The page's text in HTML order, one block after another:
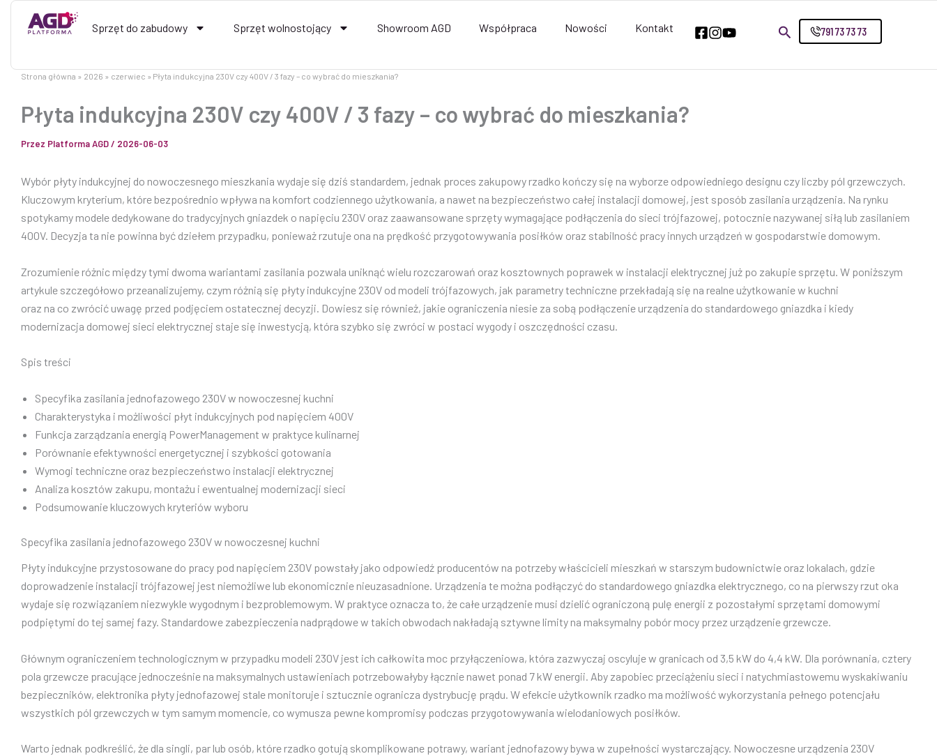
Przejdź
791 73 73 73
Sprzęt do zabudowy Sprzęt wolnostojący Showroom AGD Współpraca Nowości Kontakt
Strona główna 2026 czerwiec Płyta indukcyjna 230V czy 400V / 3 fazy – co wybrać do mieszkania?
Płyta indukcyjna 230V czy 400V / 3 fazy – co wybrać do mieszkania?
Przez Platforma AGD/ 2026-06-03
Wybór płyty indukcyjnej do nowoczesnego mieszkania wydaje się dziś standardem, jednak proces zakupowy rzadko kończy się na wyborze odpowiedniego designu czy liczby pól grzewczych.
Kluczowym kryterium, które bezpośrednio wpływa na komfort codziennego użytkowania, a nawet na bezpieczeństwo całej instalacji domowej, jest sposób zasilania urządzenia. Na rynku
spotykamy modele dedykowane do tradycyjnych gniazdek o napięciu 230V oraz zaawansowane sprzęty wymagające podłączenia do sieci trójfazowej, potocznie nazywanej siłą lub zasilaniem
400V. Decyzja ta nie powinna być dziełem przypadku, ponieważ rzutuje ona na prędkość przygotowywania posiłków oraz stabilność pracy innych urządzeń w gospodarstwie domowym.
Zrozumienie różnic między tymi dwoma wariantami zasilania pozwala uniknąć wielu rozczarowań oraz kosztownych poprawek w instalacji elektrycznej już po zakupie sprzętu. W poniższym
artykule szczegółowo przeanalizujemy, czym różnią się płyty indukcyjne 230V od modeli trójfazowych, jak parametry techniczne przekładają się na realne użytkowanie w kuchni
oraz na co zwrócić uwagę przed podjęciem ostatecznej decyzji. Dowiesz się również, jakie ograniczenia niesie za sobą podłączenie urządzenia do standardowego gniazdka i kiedy
modernizacja domowej sieci elektrycznej staje się inwestycją, która szybko się zwróci w postaci wygody i oszczędności czasu.
Spis treści
Specyfika zasilania jednofazowego 230V w nowoczesnej kuchni
Charakterystyka i możliwości płyt indukcyjnych pod napięciem 400V
Funkcja zarządzania energią PowerManagement w praktyce kulinarnej
Porównanie efektywności energetycznej i szybkości gotowania
Wymogi techniczne oraz bezpieczeństwo instalacji elektrycznej
Analiza kosztów zakupu, montażu i ewentualnej modernizacji sieci
Podsumowanie kluczowych kryteriów wyboru
Specyfika zasilania jednofazowego 230V w nowoczesnej kuchni
Płyty indukcyjne przystosowane do pracy pod napięciem 230V powstały jako odpowiedź producentów na potrzeby właścicieli mieszkań w starszym budownictwie oraz lokalach, gdzie
doprowadzenie instalacji trójfazowej jest niemożliwe lub ekonomicznie nieuzasadnione. Urządzenia te można podłączyć do standardowego gniazdka elektrycznego, co na pierwszy rzut oka
wydaje się rozwiązaniem niezwykle wygodnym i bezproblemowym. W praktyce oznacza to, że całe urządzenie musi dzielić ograniczoną pulę energii z pozostałymi sprzętami domowymi
podpiętymi do tej samej fazy. Standardowe zabezpieczenia nadprądowe w takich obwodach nakładają sztywne limity na maksymalny pobór mocy przez urządzenie grzewcze.
Głównym ograniczeniem technologicznym w przypadku modeli 230V jest ich całkowita moc przyłączeniowa, która zazwyczaj oscyluje w granicach od 3,5 kW do 4,4 kW. Dla porównania, cztery
pola grzewcze pracujące jednocześnie na maksymalnych ustawieniach potrzebowałyby łącznie nawet ponad 7 kW energii. Aby zapobiec przeciążeniu sieci i natychmiastowemu wyskakiwaniu
bezpieczników, elektronika płyty jednofazowej stale monitoruje i sztucznie ogranicza dystrybucję prądu. W efekcie użytkownik rzadko ma możliwość wykorzystania pełnego potencjału
wszystkich pól grzewczych w tym samym momencie, co wymusza pewne kompromisy podczas przygotowywania wielodaniowych posiłków.
Warto jednak podkreślić, że dla singli, par lub osób, które rzadko gotują skomplikowane potrawy, wariant jednofazowy bywa w zupełności wystarczający. Nowoczesne urządzenia 230V